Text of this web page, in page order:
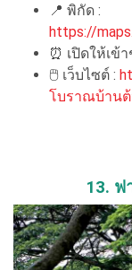
📍 พิกัด :
https://
⏰ เปิดให้เข้
🖱 เว็บไซต์ :
โบราณบ้าน
13. ฟ